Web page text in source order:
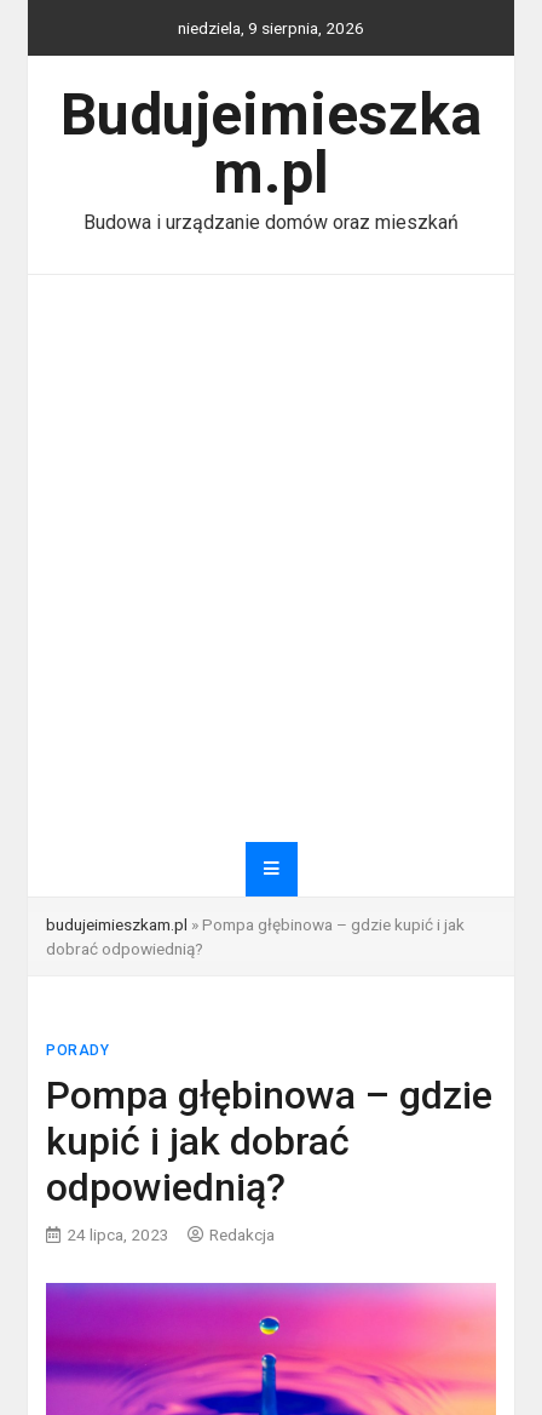
niedziela, 9 sierpnia, 2026
Budujeimieszka
m.pl
Budowa i urządzanie domów oraz mieszkań
budujeimieszkam.pl » Pompa głębinowa – gdzie kupić i jak
dobrać odpowiednią?
PORADY
Pompa głębinowa – gdzie
kupić i jak dobrać
odpowiednią?
24 lipca, 2023 Redakcja